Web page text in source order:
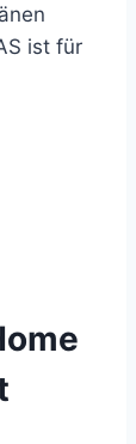
ist für